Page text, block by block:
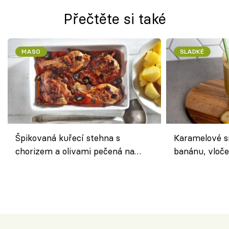
Přečtěte si také
MASO
Špikovaná kuřecí stehna s
chorizem a olivami pečená na
SLADKÉ
Karamelové
banánu,